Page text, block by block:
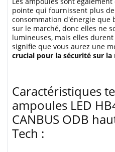
pointe qui fournissent plus
consommation d'énergie que
sur le marché, donc elles ne
lumineuses, mais elles
signifie que vous aurez une
crucial pour la sécurité sur la
Caractéristiques
ampoules LED
CANBUS ODB
Tech :